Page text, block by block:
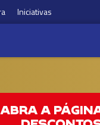
Iniciativas